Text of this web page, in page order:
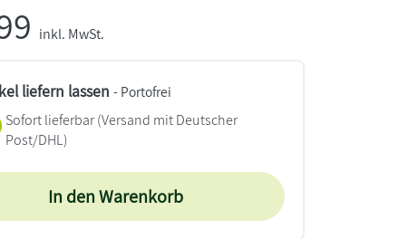
inkl. MwSt.
liefern lassen - Portofrei
Sofort lieferbar(Versand mit Deutscher
Post/DHL)
In den Warenkorb